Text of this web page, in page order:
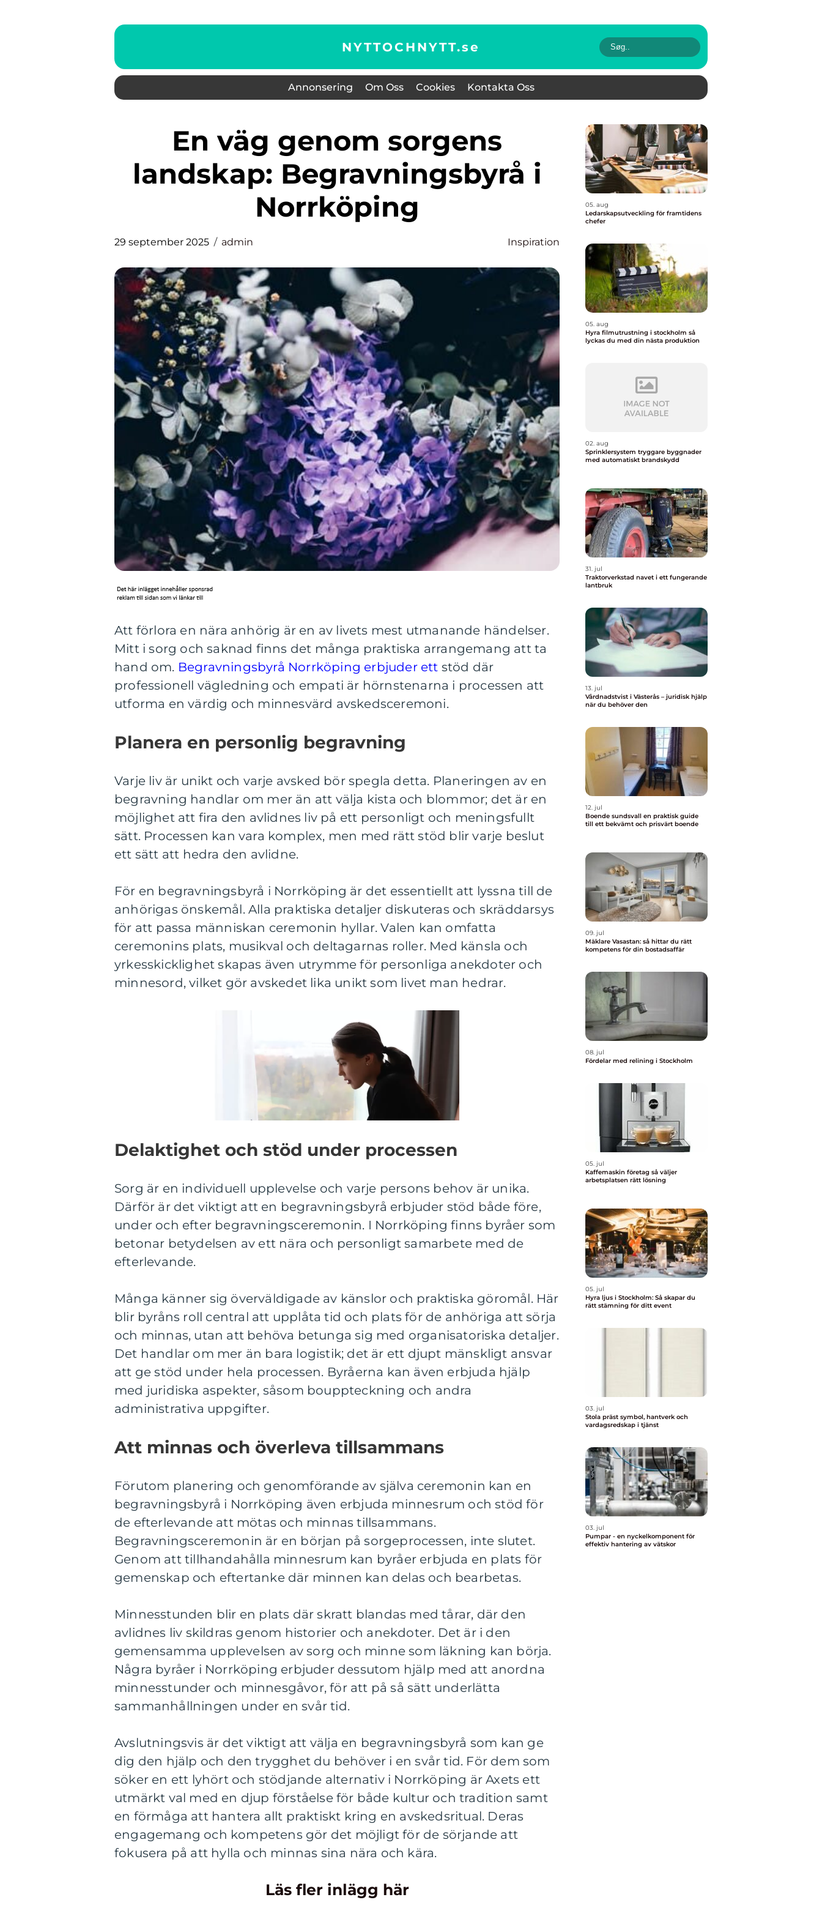
NYTTOCHNYTT.se
Annonsering Om Oss Cookies Kontakta Oss
En väg genom sorgens
landskap: Begravningsbyrå i
Norrköping
29 september 2025 admin Inspiration
Att förlora en nära anhörig är en av livets mest utmanande händelser.
Mitt i sorg och saknad finns det många praktiska arrangemang att ta
hand om. Begravningsbyrå Norrköping erbjuder ett stöd där
professionell vägledning och empati är hörnstenarna i processen att
utforma en värdig och minnesvärd avskedsceremoni.
Planera en personlig begravning
Varje liv är unikt och varje avsked bör spegla detta. Planeringen av en
begravning handlar om mer än att välja kista och blommor; det är en
möjlighet att fira den avlidnes liv på ett personligt och meningsfullt
sätt. Processen kan vara komplex, men med rätt stöd blir varje beslut
ett sätt att hedra den avlidne.
För en begravningsbyrå i Norrköping är det essentiellt att lyssna till de
anhörigas önskemål. Alla praktiska detaljer diskuteras och skräddarsys
för att passa människan ceremonin hyllar. Valen kan omfatta
ceremonins plats, musikval och deltagarnas roller. Med känsla och
yrkesskicklighet skapas även utrymme för personliga anekdoter och
minnesord, vilket gör avskedet lika unikt som livet man hedrar.
Delaktighet och stöd under processen
Sorg är en individuell upplevelse och varje persons behov är unika.
Därför är det viktigt att en begravningsbyrå erbjuder stöd både före,
under och efter begravningsceremonin. I Norrköping finns byråer som
betonar betydelsen av ett nära och personligt samarbete med de
efterlevande.
Många känner sig överväldigade av känslor och praktiska göromål. Här
blir byråns roll central att upplåta tid och plats för de anhöriga att sörja
och minnas, utan att behöva betunga sig med organisatoriska detaljer.
Det handlar om mer än bara logistik; det är ett djupt mänskligt ansvar
att ge stöd under hela processen. Byråerna kan även erbjuda hjälp
med juridiska aspekter, såsom bouppteckning och andra
administrativa uppgifter.
Att minnas och överleva tillsammans
Förutom planering och genomförande av själva ceremonin kan en
begravningsbyrå i Norrköping även erbjuda minnesrum och stöd för
de efterlevande att mötas och minnas tillsammans.
Begravningsceremonin är en början på sorgeprocessen, inte slutet.
Genom att tillhandahålla minnesrum kan byråer erbjuda en plats för
gemenskap och eftertanke där minnen kan delas och bearbetas.
Minnesstunden blir en plats där skratt blandas med tårar, där den
avlidnes liv skildras genom historier och anekdoter. Det är i den
gemensamma upplevelsen av sorg och minne som läkning kan börja.
Några byråer i Norrköping erbjuder dessutom hjälp med att anordna
minnesstunder och minnesgåvor, för att på så sätt underlätta
sammanhållningen under en svår tid.
Avslutningsvis är det viktigt att välja en begravningsbyrå som kan ge
dig den hjälp och den trygghet du behöver i en svår tid. För dem som
söker en ett lyhört och stödjande alternativ i Norrköping är Axets ett
utmärkt val med en djup förståelse för både kultur och tradition samt
en förmåga att hantera allt praktiskt kring en avskedsritual. Deras
engagemang och kompetens gör det möjligt för de sörjande att
fokusera på att hylla och minnas sina nära och kära.
Läs fler inlägg här
05. aug
Ledarskapsutveckling för framtidens
chefer
05. aug
Hyra filmutrustning i stockholm så
lyckas du med din nästa produktion
02. aug
Sprinklersystem tryggare byggnader
med automatiskt brandskydd
31. jul
Traktorverkstad navet i ett fungerande
lantbruk
13. jul
Vårdnadstvist i Västerås – juridisk hjälp
när du behöver den
12. jul
Boende sundsvall en praktisk guide
till ett bekvämt och prisvärt boende
09. jul
Mäklare Vasastan: så hittar du rätt
kompetens för din bostadsaffär
08. jul
Fördelar med relining i Stockholm
05. jul
Kaffemaskin företag så väljer
arbetsplatsen rätt lösning
05. jul
Hyra ljus i Stockholm: Så skapar du
rätt stämning för ditt event
03. jul
Stola präst symbol, hantverk och
vardagsredskap i tjänst
03. jul
Pumpar - en nyckelkomponent för
effektiv hantering av vätskor